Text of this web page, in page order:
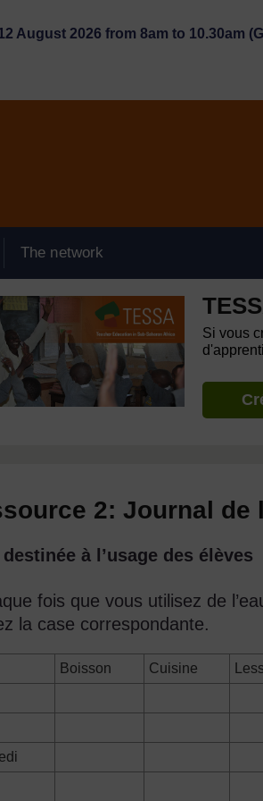
August 2026 from 8am to 10.30am
The network
Si vous
2: Journal de
destinée à l’usage des élèves
fois que vous utilisez de
la case correspondante.
Boisson Cuisine